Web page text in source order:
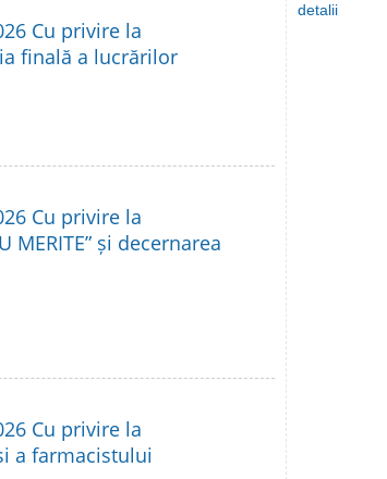
Cu privire la
finală a lucrărilor
Cu privire la
și decernarea
Cu privire la
a farmacistului
detalii